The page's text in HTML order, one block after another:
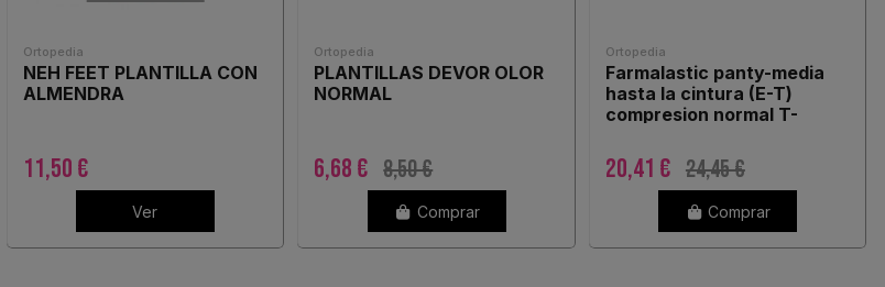
Ortopedia
NEH FEET PLANTILLA CON
ALMENDRA
11,50 €
Ver
Ortopedia
PLANTILLAS DEVOR OLOR
NORMAL
6,68 € 8,50 €
Comprar
Ortopedia
Farmalastic panty-media
hasta la cintura (E-T)
compresion normal T-
20,41 € 24,45 €
Comprar